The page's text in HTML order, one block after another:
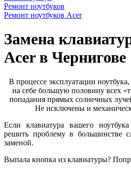
Ремонт ноутбуков
Ремонт ноутбуков Acer
Замена
Acer в Чернигове
В процессе эксплуатации
на себе большую половину всех
попадания прямых солнечных
Не исключены и
Если клавиатура вашего ноутбука
решить проблему в большинстве
заменой.
Выпала кнопка из клавиатуры?